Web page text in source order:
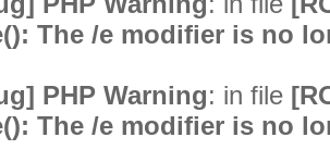
The /e modifier is no
PHP Warning: in file
The /e modifier is no